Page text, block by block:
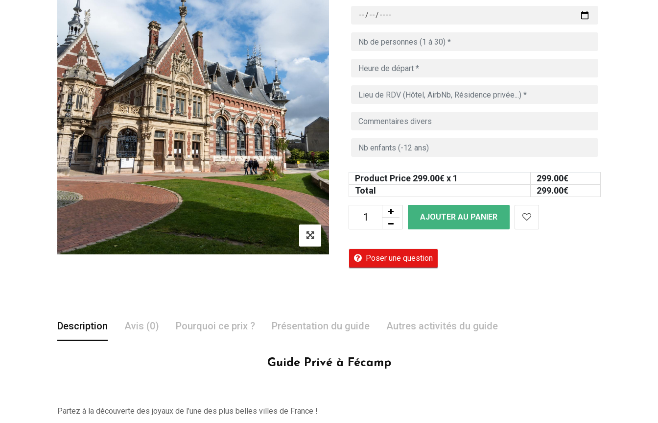
Product Price 299.00€ x 1 299.00€
Total
299.00€
AJOUTER AU PANIER
Poser une question
Description Avis (0) Pourquoi ce prix ? Présentation du guide Autres activités du guide
Guide Privé à Fécamp
Partez à la découverte des joyaux de l’une des plus belles villes de France !